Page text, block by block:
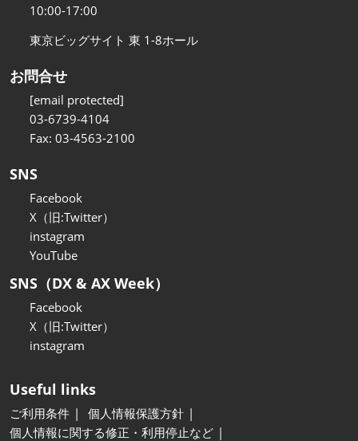
10:00-17:00
東京ビッグサイト 東 1-8ホール
お問合せ
[email protected]
03-6739-4104
Fax: 03-4563-2100
SNS
Facebook
X（旧:Twitter）
instagram
YouTube
SNS（DX & AX Week）
Facebook
X（旧:Twitter）
instagram
Useful links
ご利用条件
個人情報保護方針
個人情報に関する修正・利用停止など